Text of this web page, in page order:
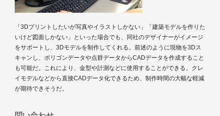
「3Dプリントしたいが写真やイラストしかない」「建築モデルを作りた
いけど図面しかない」といった場合でも、同社のデザイナーがイメージ
をサポートし、3Dモデルを制作してくれる。前述のように現物を3Dス
キャンし、ポリゴンデータや点群データからCADデータを作成すること
も可能だ。これにより、金型や計測などに使用することができる。クレ
イモデルなどから直接CADデータ化できるため、制作時間の大幅な軽減
が期待できそうだ。